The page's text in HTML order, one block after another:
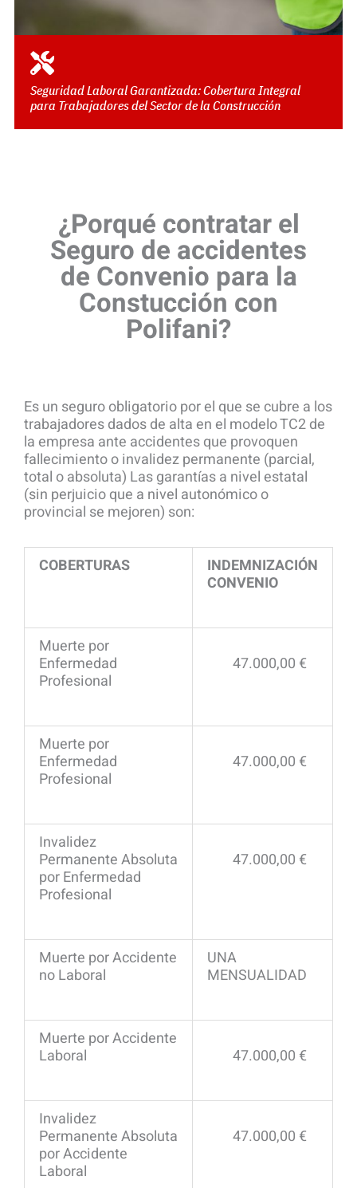
Seguridad Laboral Garantizada: Cobertura Integral
para Trabajadores del Sector de la Construcción
¿Porqué contratar el
Seguro de accidentes
de Convenio para la
Constucción con
Polifani?
Es un seguro obligatorio por el que se cubre a los
trabajadores dados de alta en el modelo TC2 de
la empresa ante accidentes que provoquen
fallecimiento o invalidez permanente (parcial,
total o absoluta) Las garantías a nivel estatal
(sin perjuicio que a nivel autonómico o
provincial se mejoren) son:
COBERTURAS
INDEMNIZACIÓN
CONVENIO
Muerte por
Enfermedad
Profesional
47.000,00 €
Muerte por
Enfermedad
Profesional
47.000,00 €
Invalidez
Permanente Absoluta
por Enfermedad
Profesional
47.000,00 €
Muerte por Accidente
no Laboral
UNA
MENSUALIDAD
Muerte por Accidente
Laboral
47.000,00 €
Invalidez
Permanente Absoluta
por Accidente
Laboral
47.000,00 €